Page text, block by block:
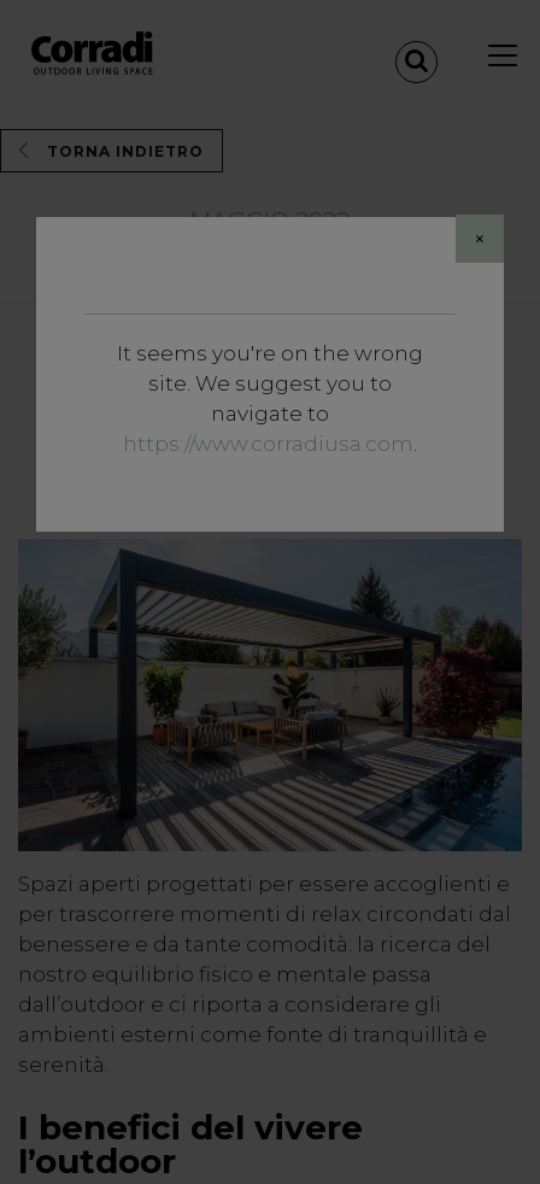
×
It seems you're on the wrong
site. We suggest you to
navigate to
https://www.corradiusa.com.
TORNA INDIETRO
MAGGIO 2022
Magazine
Benessere tout court, all’aria
aperta: il dove che fa la
Spazi aperti progettati per essere accoglienti e
per trascorrere momenti di relax circondati dal
benessere e da tante comodità: la ricerca del
nostro equilibrio fisico e mentale passa
dall’outdoor e ci riporta a considerare gli
ambienti esterni come fonte di tranquillità e
serenità.
I benefici del vivere
l’outdoor